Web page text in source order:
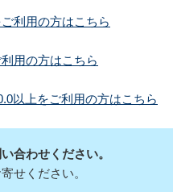
利用の方はこちら
用の方はこちら
以上をご利用の方はこちら
合わせください。
せください。